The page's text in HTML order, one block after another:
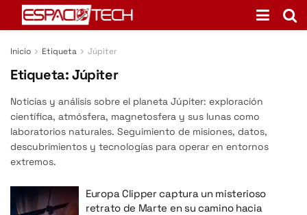
Inicio Etiqueta Júpiter
Etiqueta:Júpiter
Noticias y análisis sobre el planeta Júpiter: exploración
científica, atmósfera, magnetosfera y sus lunas como
laboratorios naturales. Seguimiento de misiones, datos,
descubrimientos y tecnologías para operar en entornos
extremos.
Europa Clipper captura un misterioso
retrato de Marte en su camino hacia